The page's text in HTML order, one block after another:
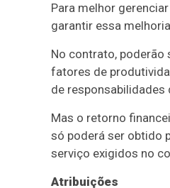
Para melhor
garantir essa
No contrato, poderão
fatores de
de responsabilidades
Mas o retorno
só poderá ser obtido
serviço exigidos no
Atribuições